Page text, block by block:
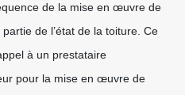
de la mise en œuvre de
de l’état de la toiture. Ce
à un prestataire
pour la mise en œuvre de